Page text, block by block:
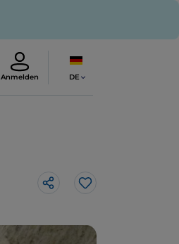
Anmelden DE
Like